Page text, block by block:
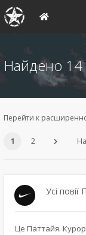
Найдено 14
Перейти к
1 2
Усі повії
Це Паттайя.